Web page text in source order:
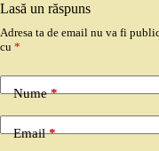
Lasă un răspuns
Adresa ta de email nu va fi
cu *
Nume*
Email*